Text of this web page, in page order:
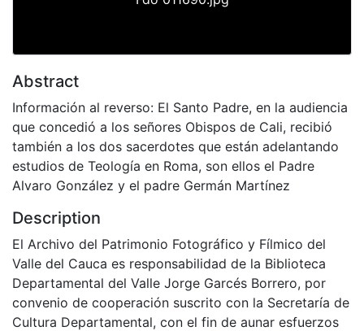
Abstract
Información al reverso: El Santo Padre, en la audiencia
que concedió a los señores Obispos de Cali, recibió
también a los dos sacerdotes que están adelantando
estudios de Teología en Roma, son ellos el Padre
Alvaro González y el padre Germán Martínez
Description
El Archivo del Patrimonio Fotográfico y Fílmico del
Valle del Cauca es responsabilidad de la Biblioteca
Departamental del Valle Jorge Garcés Borrero, por
convenio de cooperación suscrito con la Secretaría de
Cultura Departamental, con el fin de aunar esfuerzos